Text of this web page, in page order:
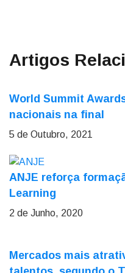
Artigos
World Summit
nacionais na final
5 de Outubro, 2021
ANJE reforça
Learning
2 de Junho, 2020
Mercados mais